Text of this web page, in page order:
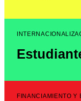
FINANCIAMIENTO Y